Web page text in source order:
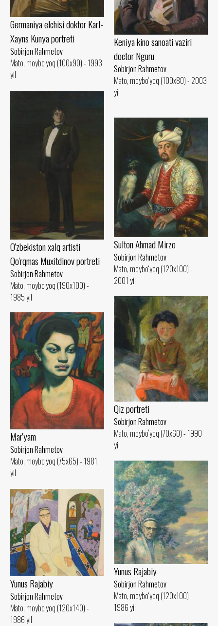
Germaniya elchisi doktor Karl-
Xayns Kunya portreti
Sobirjon Rahmetov
Mato, moybo‘yoq (100x90) - 1993
yil
Keniya kino sanoati vaziri
doctor Nguru
Sobirjon Rahmetov
Mato, moybo‘yoq (100x80) - 2003
yil
O'zbekiston xalq artisti
Qo'rqmas Muxitdinov portreti
Sobirjon Rahmetov
Mato, moybo‘yoq (190x100) -
1985 yil
Sulton Ahmad Mirzo
Sobirjon Rahmetov
Mato, moybo‘yoq (120x100) -
2001 yil
Qiz portreti
Sobirjon Rahmetov
Mato, moybo‘yoq (70x60) - 1990
yil
Mar'yam
Sobirjon Rahmetov
Mato, moybo‘yoq (75x65) - 1981
yil
Yunus Rajabiy
Sobirjon Rahmetov
Mato, moybo‘yoq (120x100) -
1986 yil
Yunus Rajabiy
Sobirjon Rahmetov
Mato, moybo‘yoq (120x140) -
1986 yil